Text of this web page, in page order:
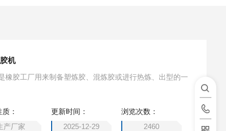
机
橡胶工厂用来制备塑炼胶、混炼胶或进行热炼、出型的一
：
产厂家
更新时间：
2025-12-29
浏览次数：
2460